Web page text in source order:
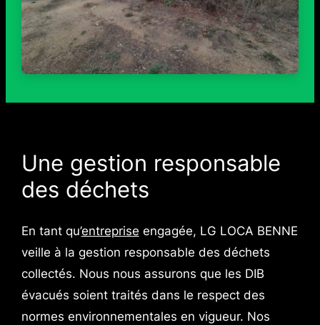
Une gestion responsable
des déchets
En tant qu’entreprise engagée, LG LOCA BENNE
veille à la gestion responsable des déchets
collectés. Nous nous assurons que les DIB
évacués soient traités dans le respect des
normes environnementales en vigueur. Nos